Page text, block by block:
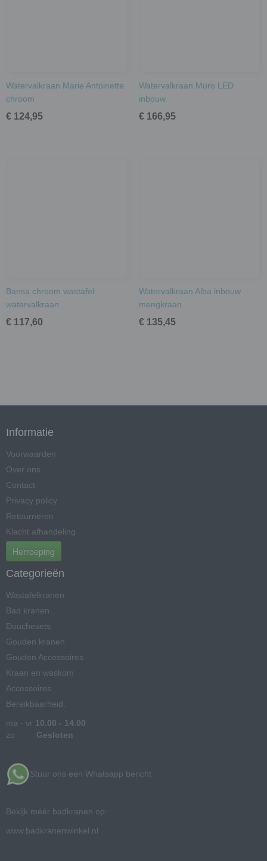
Watervalkraan Marie Antoinette
chroom
€ 124,95
Watervalkraan Muro LED
inbouw
€ 166,95
Bansa chroom wastafel
watervalkraan
€ 117,60
Watervalkraan Alba inbouw
mengkraan
€ 135,45
Informatie
Voorwaarden
Over ons
Contact
Privacy policy
Retourneren
Klacht afhandeling
Herroeping
Categorieën
Wastafelkranen
Bad kranen
Douchesets
Gouden kranen
Gouden Accessoires
Kraan en waskom
Accessoires
Bereikbaarheid:
ma - vr 10.00 - 14.00
zo Gesloten
Stuur ons een Whatsapp bericht
Bekijk méér badkranen op:
www.badkranenwinkel.nl